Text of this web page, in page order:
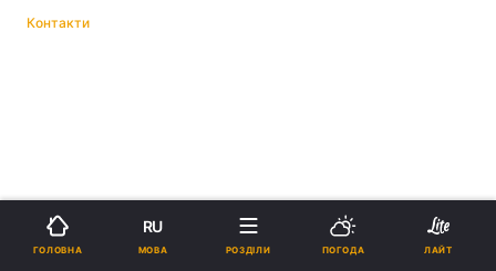
Контакти
ГОЛОВНА
RU
МОВА РОЗДІЛИ ПОГОДА ЛАЙТ